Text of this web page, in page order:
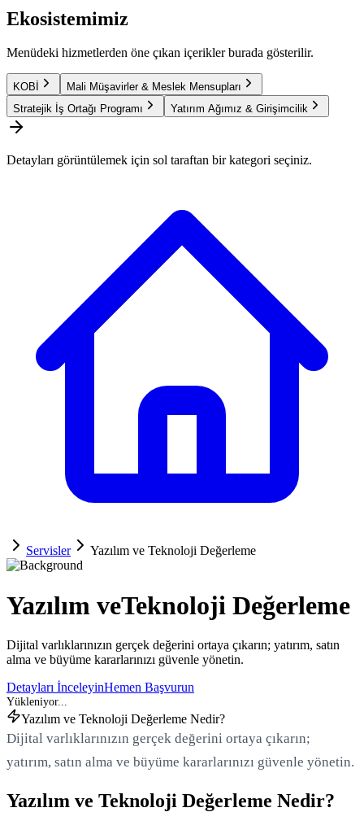
Ekosistemimiz
Menüdeki hizmetlerden öne çıkan içerikler burada gösterilir.
KOBİ
Mali Müşavirler & Meslek Mensupları
Stratejik İş Ortağı Programı
Yatırım Ağımız & Girişimcilik
Detayları görüntülemek için sol taraftan bir kategori seçiniz.
Servisler Yazılım ve Teknoloji Değerleme
Yazılım veTeknoloji Değerleme
Dijital varlıklarınızın gerçek değerini ortaya çıkarın; yatırım, satın
alma ve büyüme kararlarınızı güvenle yönetin.
Detayları İnceleyinHemen Başvurun
Yazılım ve Teknoloji Değerleme Nedir?
Dijital varlıklarınızın gerçek değerini ortaya çıkarın;
yatırım, satın alma ve büyüme kararlarınızı güvenle yönetin.
Yazılım ve Teknoloji Değerleme Nedir?